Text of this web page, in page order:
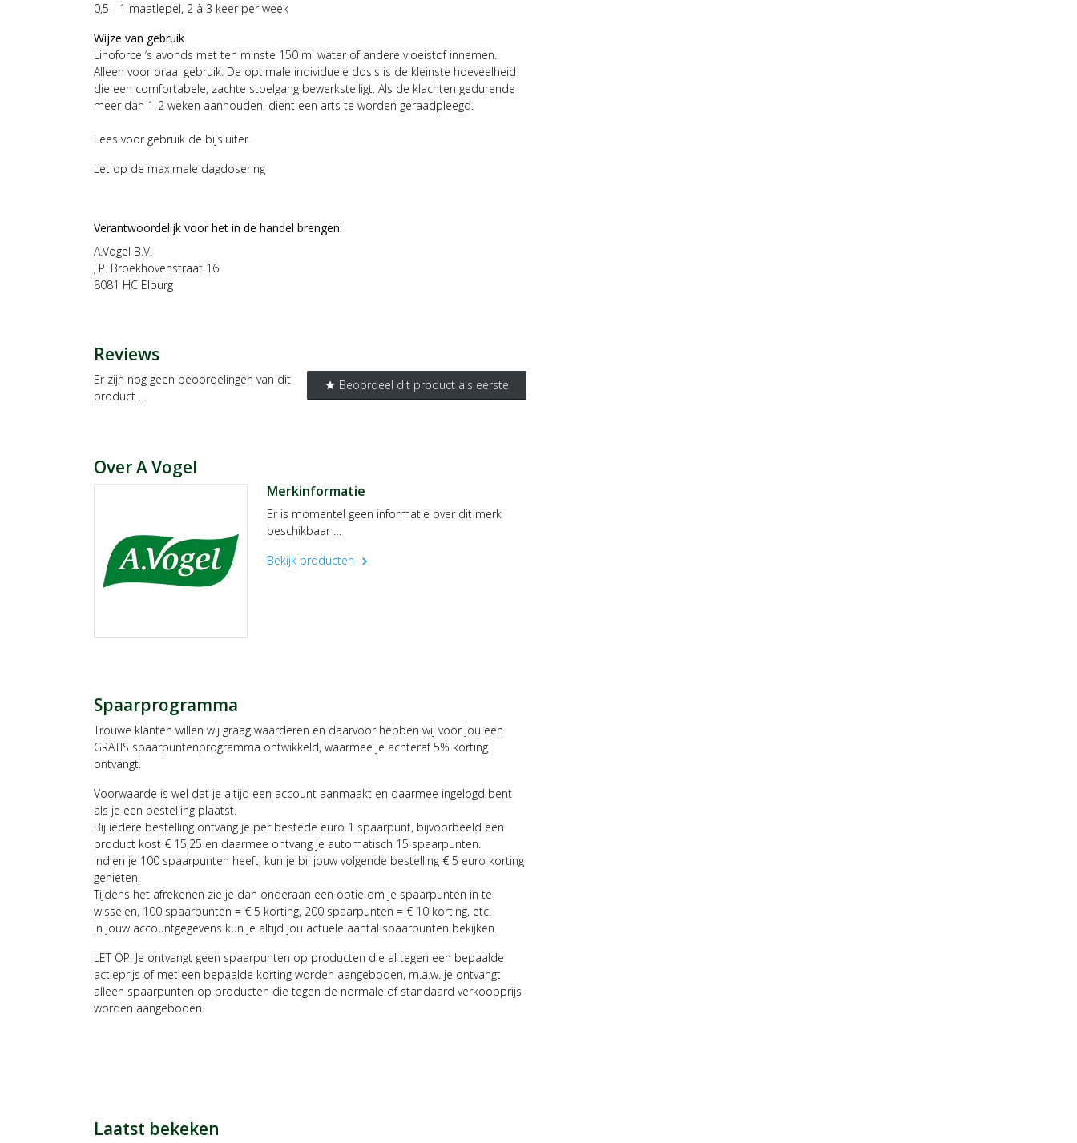
0,5 - 1 maatlepel, 2 à 3 keer per week
Wijze van gebruik
Linoforce ‘s avonds met ten minste 150 ml water of andere vloeistof innemen.
Alleen voor oraal gebruik. De optimale individuele dosis is de kleinste hoeveelheid
die een comfortabele, zachte stoelgang bewerkstelligt. Als de klachten gedurende
meer dan 1-2 weken aanhouden, dient een arts te worden geraadpleegd.
Lees voor gebruik de bijsluiter.
Let op de maximale dagdosering
Verantwoordelijk voor het in de handel brengen:
A.Vogel B.V.
J.P. Broekhovenstraat 16
8081 HC Elburg
Reviews
star Beoordeel dit product als eerste
Er zijn nog geen beoordelingen van dit
product …
Over A Vogel
Merkinformatie
Er is momentel geen informatie over dit merk
beschikbaar …
Bekijk producten
chevron_right
Spaarprogramma
Trouwe klanten willen wij graag waarderen en daarvoor hebben wij voor jou een
GRATIS spaarpuntenprogramma ontwikkeld, waarmee je achteraf 5% korting
ontvangt.
Voorwaarde is wel dat je altijd een account aanmaakt en daarmee ingelogd bent
als je een bestelling plaatst.
Bij iedere bestelling ontvang je per bestede euro 1 spaarpunt, bijvoorbeeld een
product kost € 15,25 en daarmee ontvang je automatisch 15 spaarpunten.
Indien je 100 spaarpunten heeft, kun je bij jouw volgende bestelling € 5 euro korting
genieten.
Tijdens het afrekenen zie je dan onderaan een optie om je spaarpunten in te
wisselen, 100 spaarpunten = € 5 korting, 200 spaarpunten = € 10 korting, etc.
In jouw accountgegevens kun je altijd jou actuele aantal spaarpunten bekijken.
LET OP: Je ontvangt geen spaarpunten op producten die al tegen een bepaalde
actieprijs of met een bepaalde korting worden aangeboden, m.a.w. je ontvangt
alleen spaarpunten op producten die tegen de normale of standaard verkoopprijs
worden aangeboden.
Laatst bekeken